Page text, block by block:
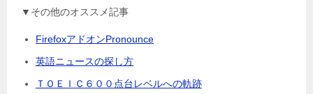
▼その他のオススメ記事
FirefoxアドオンPronounce
英語ニュースの探し方
ＴＯＥＩＣ６００点台レベルへの軌跡